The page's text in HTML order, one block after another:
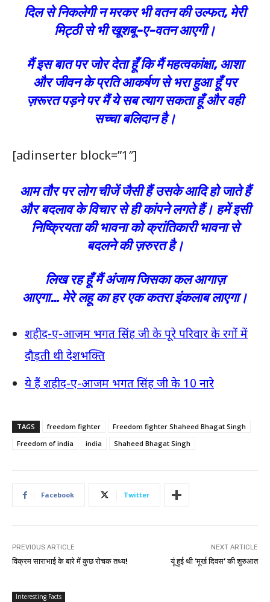
दिल से निकलेगी न मरकर भी वतन की उल्फत, मेरी
मिट्ठी से भी खूशबू-ए-वतन आएगी।
मैं इस बात पर जोर देता हूँ कि मैं महत्वकांक्षा, आशा
और जीवन के प्रति आकर्षण से भरा हुआ हूँ पर
ज़रूरत पड़ने पर मैं ये सब त्याग सकता हूँ और वही
सच्चा बलिदान है।
[adinserter block=”1″]
आम तौर पर लोग चीजें जैसी हैं उसके आदि हो जाते हैं
और बदलाव के विचार से ही कांपने लगते हैं। हमें इसी
निष्क्रियता की भावना को क्रांतिकारी भावना से
बदलने की ज़रुरत है।
लिख रह हूँ मैं अंजाम जिसका कल आगाज़
आएगा… मेरे लहू का हर एक कतरा इंकलाब लाएगा।
शहीद-ए-आज़म भगत सिंह जी के पूरे परिवार के रगों में
दौड़ती थी देशभक्ति
ये हैं शहीद-ए-आजम भगत सिंह जी के 10 नारे
TAGS freedom fighter
Freedom fighter Shaheed Bhagat Singh
Freedom of india
india Shaheed Bhagat Singh
Facebook Twitter
PREVIOUS ARTICLE
विक्रम साराभाई के बारे में कुछ रोचक तथ्य!
NEXT ARTICLE
यूं हुई थी ‘मूर्ख दिवस’ की शुरुआत
Interesting Facts